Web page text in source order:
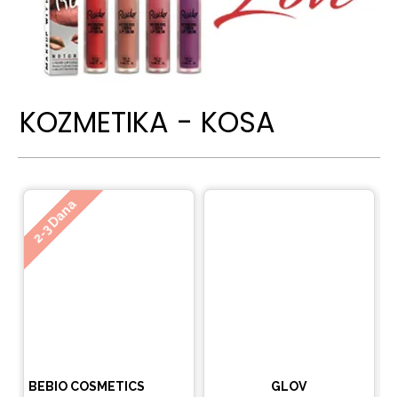
KOZMETIKA - KOSA
2-3 Dana
BEBIO COSMETICS
GLOV